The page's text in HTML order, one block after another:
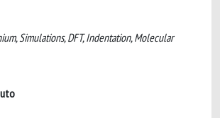
Simulations, DFT, Indentation, Molecular